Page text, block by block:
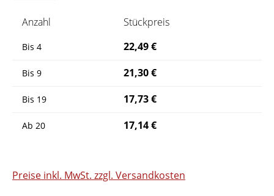
Anzahl Stückpreis
Bis 4 22,49 €
Bis 9 21,30 €
Bis 19 17,73 €
Ab 20 17,14 €
Preise inkl. MwSt. zzgl. Versandkosten